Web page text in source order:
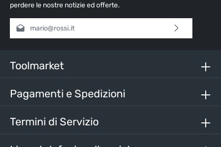
perdere le nostre notizie ed offerte.
Indirizzo e-mail*
nostri termini e condizioni generali
Inserisci i caratteri sopra*
Toolmarket
Pagamenti e Spedizioni
Termini di Servizio